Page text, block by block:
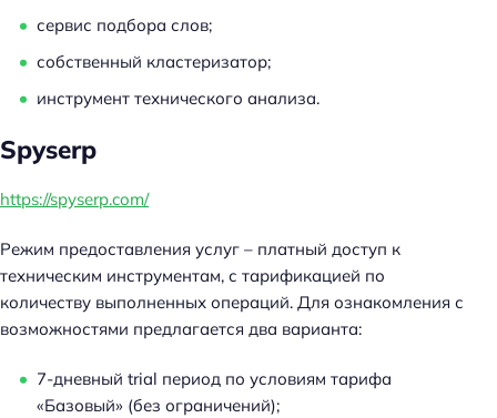
сервис подбора слов;
собственный кластеризатор;
инструмент технического анализа.
Spyserp
https://spyserp.com/
Режим предоставления услуг – платный доступ к
техническим инструментам, с тарификацией по
количеству выполненных операций. Для ознакомления с
возможностями предлагается два варианта:
7-дневный trial период по условиям тарифа
«Базовый» (без ограничений);